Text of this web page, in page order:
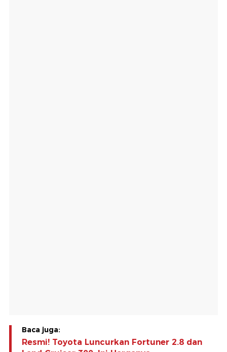
Baca juga:
Resmi! Toyota Luncurkan Fortuner 2.8 dan